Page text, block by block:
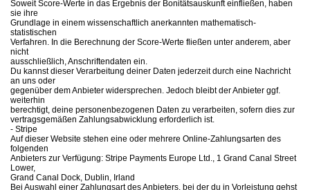
Soweit Score-Werte in das Ergebnis der Bonitätsauskunft einfließen, haben
sie ihre
Grundlage in einem wissenschaftlich anerkannten mathematisch-
statistischen
Verfahren. In die Berechnung der Score-Werte fließen unter anderem, aber
nicht
ausschließlich, Anschriftendaten ein.
Du kannst dieser Verarbeitung deiner Daten jederzeit durch eine Nachricht
an uns oder
gegenüber dem Anbieter widersprechen. Jedoch bleibt der Anbieter ggf.
weiterhin
berechtigt, deine personenbezogenen Daten zu verarbeiten, sofern dies zur
vertragsgemäßen Zahlungsabwicklung erforderlich ist.
- Stripe
Auf dieser Website stehen eine oder mehrere Online-Zahlungsarten des
folgenden
Anbieters zur Verfügung: Stripe Payments Europe Ltd., 1 Grand Canal Street
Lower,
Grand Canal Dock, Dublin, Irland
Bei Auswahl einer Zahlungsart des Anbieters, bei der du in Vorleistung gehst